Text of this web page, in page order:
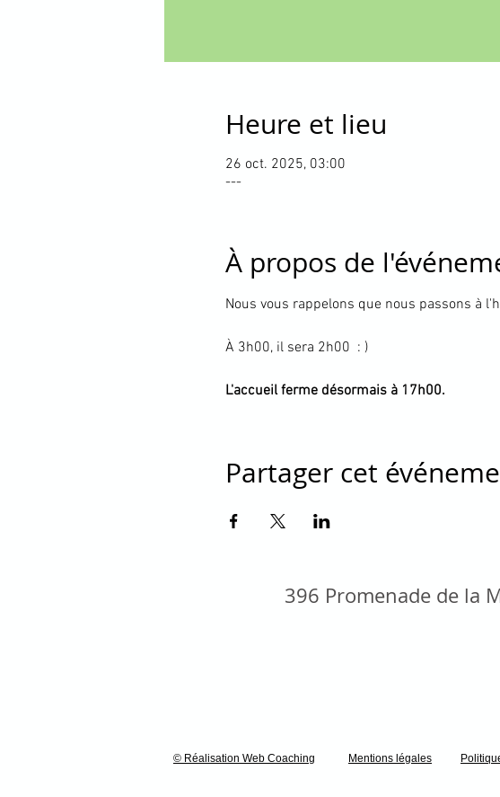
Heure et lieu
26 oct. 2025, 03:00
---
À propos de
Nous vous rappelons que nous passons à
À 3h00, il sera 2h00  : )
L'accueil ferme désormais à 17h00.
Partager cet
396 Promenade de la
© Réalisation Web Coaching Mentions légales